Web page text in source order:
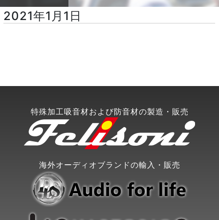
2021年1月1日
特殊加工吸音材および防音材の製造・販売
海外オーディオブランドの輸入・販売